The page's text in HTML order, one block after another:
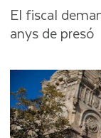
El fiscal
anys de presó